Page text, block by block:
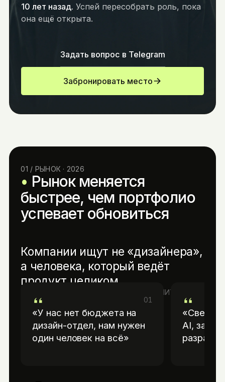
10 лет назад. Успей пересобрать роль, пока
она ещё открыта.
Забронировать место
Задать вопрос в Telegram
01 / РЫНОК · 2026
Рынок меняется
быстрее, чем портфолио
успевает обновиться
Компании ищут не «дизайнера»,
а человека, который ведёт
продукт целиком
↓ ЦИТАТЫ, КОТОРЫЕ ДИЗАЙНЕР СЛЫШИТ В 2026
01
«У нас нет бюджета на
дизайн-отдел, нам нужен
один человек на всё»
AI,